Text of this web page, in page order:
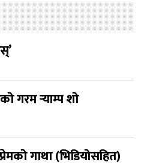
गरम र्‍याम्प शो
गाथा (भिडियोसहित)